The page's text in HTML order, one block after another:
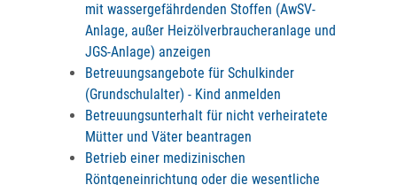
mit wassergefährdenden Stoffen (AwSV-
Anlage, außer Heizölverbraucheranlage und
JGS-Anlage) anzeigen
Betreuungsangebote für Schulkinder
(Grundschulalter) - Kind anmelden
Betreuungsunterhalt für nicht verheiratete
Mütter und Väter beantragen
Betrieb einer medizinischen
Röntgeneinrichtung oder die wesentliche